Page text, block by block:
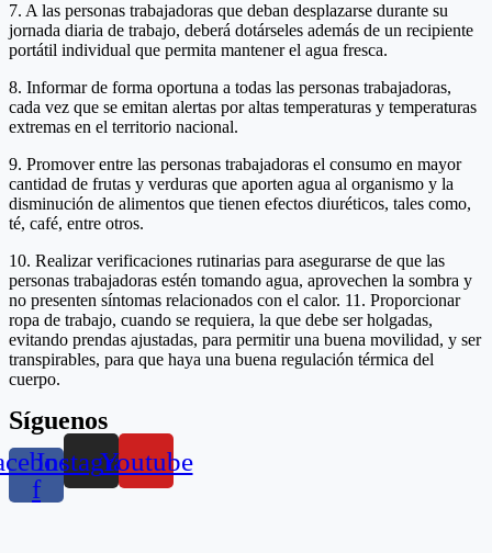
7. A las personas trabajadoras que deban desplazarse durante su
jornada diaria de trabajo, deberá dotárseles además de un recipiente
portátil individual que permita mantener el agua fresca.
8. Informar de forma oportuna a todas las personas trabajadoras,
cada vez que se emitan alertas por altas temperaturas y temperaturas
extremas en el territorio nacional.
9. Promover entre las personas trabajadoras el consumo en mayor
cantidad de frutas y verduras que aporten agua al organismo y la
disminución de alimentos que tienen efectos diuréticos, tales como,
té, café, entre otros.
10. Realizar verificaciones rutinarias para asegurarse de que las
personas trabajadoras estén tomando agua, aprovechen la sombra y
no presenten síntomas relacionados con el calor. 11. Proporcionar
ropa de trabajo, cuando se requiera, la que debe ser holgadas,
evitando prendas ajustadas, para permitir una buena movilidad, y ser
transpirables, para que haya una buena regulación térmica del
cuerpo.
Síguenos
f
InstagramYoutube